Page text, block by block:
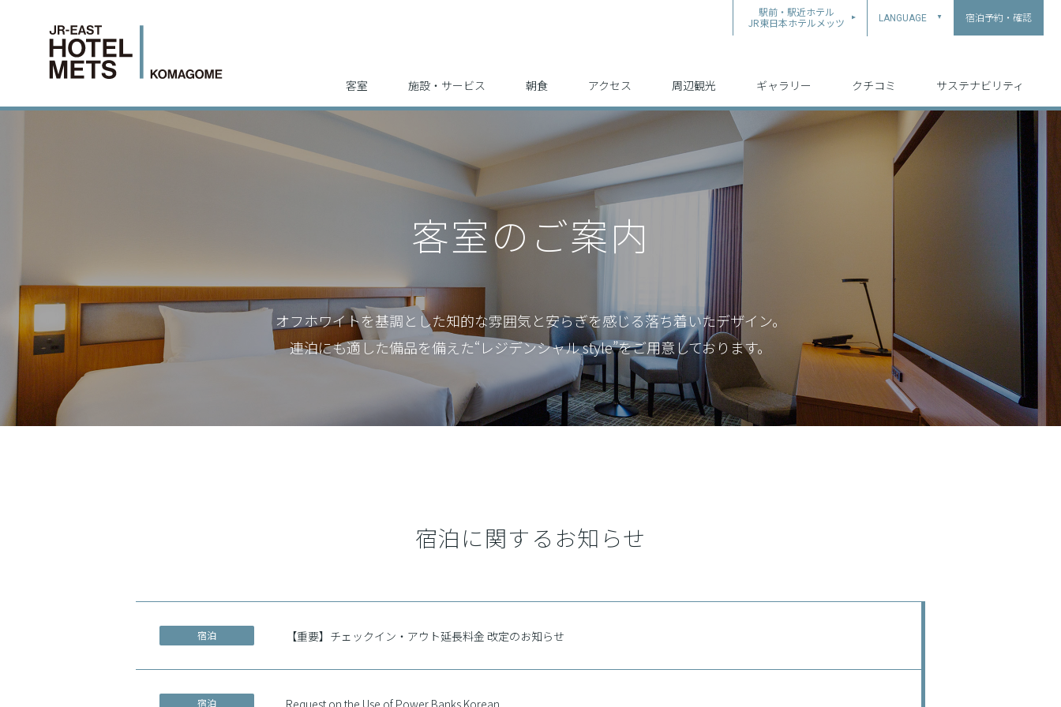
駅前・駅近ホテル
JR東日本ホテルメッツ
LANGUAGE ▲ 宿泊予約・確認
客室 施設・サービス 朝食 アクセス 周辺観光 ギャラリー クチコミ サステナビリティ
客室のご案内
オフホワイトを基調とした知的な雰囲気と安らぎを感じる落ち着いたデザイン。
連泊にも適した備品を備えた“レジデンシャル style”をご用意しております。
宿泊に関するお知らせ
宿泊 【重要】チェックイン・アウト延長料金 改定のお知らせ
宿泊 Request on the Use of Power Banks Korean